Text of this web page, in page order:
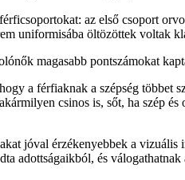
az első csoport
uniformisába öltözöttek voltak
magasabb pontszámokat
a férfiaknak a szépség
csinos is, sőt, ha szép
jóval érzékenyebbek a
adottságaikból, és